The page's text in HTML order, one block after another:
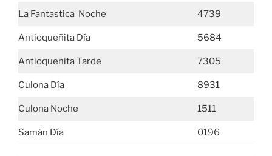
La Fantastica Noche 4739
Antioqueñita Día 5684
Antioqueñita Tarde 7305
Culona Día 8931
Culona Noche 1511
Samán Día 0196